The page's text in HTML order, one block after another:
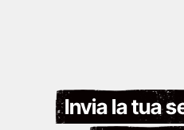
Invia la tua